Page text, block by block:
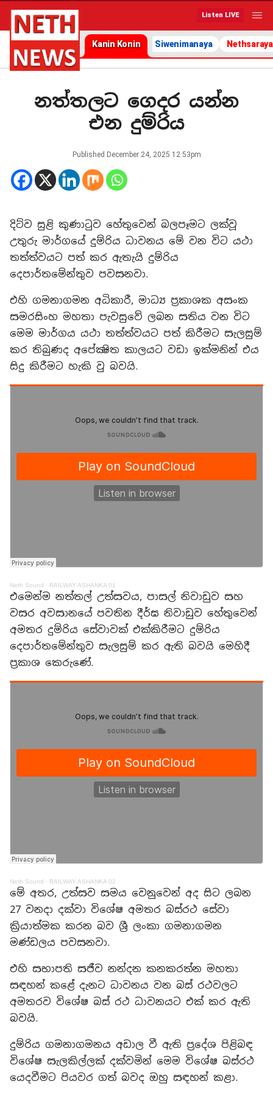
Listen LIVE
Kanin Konin Siwenimanaya Nethsaraya
නත්තලට ගෙදර යන්න
එන දුම්රිය
Published December 24, 2025 12:53pm
දිට්ව සුළි කුණාටුව හේතුවෙන් බලපෑමට ලක්වූ
උතුරු මාර්ගයේ දුම්රිය ධාවනය මේ වන විට යථා
තත්ත්වයට පත් කර ඇතැයි දුම්රිය
දෙපාර්තමේන්තුව පවසනවා.
එහි ගමනාගමන අධිකාරී, මාධ්‍ය ප්‍රකාශක අසංක
සමරසිංහ මහතා පැවසුවේ ලබන සතිය වන විට
මෙම මාර්ගය යථා තත්ත්වයට පත් කිරීමට සැලසුම්
කර තිබුණද අපේක්‍ෂිත කාලයට වඩා ඉක්මනින් එය
සිදු කිරීමට හැකි වු බවයි.
Neth Sound · RAILWAY ASHANKA 01
එමෙන්ම නත්තල් උත්සවය, පාසල් නිවාඩුව සහ
වසර අවසානයේ පවතින දීර්ඝ නිවාඩුව හේතුවෙන්
අමතර දුම්රිය සේවාවක් එක්කිරීමට දුම්රිය
දෙපාර්තමේන්තුව සැලසුම් කර ඇති බවයි මෙහිදී
ප්‍රකාශ කෙරුණේ.
Neth Sound · RAILWAY ASHANKA 02
මේ අතර, උත්සව සමය වෙනුවෙන් අද සිට ලබන
27 වනදා දක්වා විශේෂ අමතර බස්රථ සේවා
ක්‍රියාත්මක කරන බව ශ්‍රී ලංකා ගමනාගමන
මණ්ඩලය පවසනවා.
එහි සභාපති සජීව නන්දන කනකරත්න මහතා
සඳහන් කළේ දැනට ධාවනය වන බස් රථවලට
අමතරව විශේෂ බස් රථ ධාවනයට එක් කර ඇති
බවයි.
දුම්රිය ගමනාගමනය අඩාල වී ඇති ප්‍රදේශ පිළිබඳ
විශේෂ සැලකිල්ලක් දක්වමින් මෙම විශේෂ බස්රථ
යෙදවීමට පියවර ගත් බවද ඔහු සඳහන් කළා.